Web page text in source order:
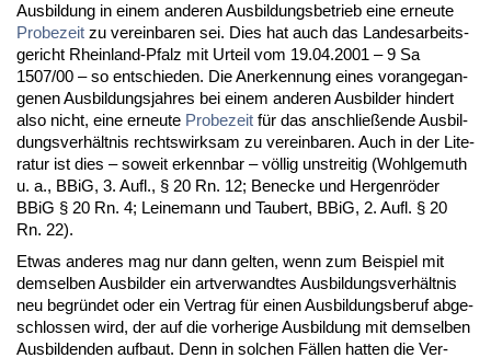
Aus­bil­dung in ei­nem an­de­ren Aus­bil­dungs­be­trieb ei­ne er­neu­te
Pro­be­zeit zu ver­ein­ba­ren sei. Dies hat auch das Lan­des­ar­beits­
ge­richt Rhein­land-Pfalz mit Ur­teil vom 19.04.2001 – 9 Sa
1507/00 – so ent­schie­den. Die An­er­ken­nung ei­nes vor­an­ge­gan­
ge­nen Aus­bil­dungs­jah­res bei ei­nem an­de­ren Aus­bil­der hin­dert
al­so nicht, ei­ne er­neu­te Pro­be­zeit für das an­sch­ließen­de Aus­bil­
dungs­verhält­nis rechts­wirk­sam zu ver­ein­ba­ren. Auch in der Li­te­
ra­tur ist dies – so­weit er­kenn­bar – völlig un­strei­tig (Wohl­ge­muth
u. a., BBiG, 3. Aufl., § 20 Rn. 12; Ben­ecke und Her­genröder
BBiG § 20 Rn. 4; Lei­ne­mann und Tau­bert, BBiG, 2. Aufl. § 20
Rn. 22).
Et­was an­de­res mag nur dann gel­ten, wenn zum Bei­spiel mit
dem­sel­ben Aus­bil­der ein art­ver­wand­tes Aus­bil­dungs­verhält­nis
neu be­gründet oder ein Ver­trag für ei­nen Aus­bil­dungs­be­ruf ab­ge­
schlos­sen wird, der auf die vor­he­ri­ge Aus­bil­dung mit dem­sel­ben
Aus­bil­den­den auf­baut. Denn in sol­chen Fällen hat­ten die Ver­